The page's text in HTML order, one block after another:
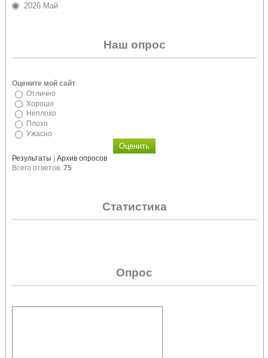
2026 Май
Наш опрос
Оцените мой сайт
Отлично
Хорошо
Неплохо
Плохо
Ужасно
Результаты | Архив опросов
Всего ответов: 75
Статистика
Опрос